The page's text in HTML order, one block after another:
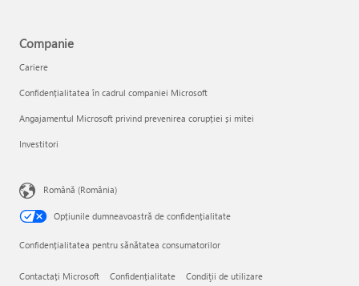
Companie
Cariere
Confidențialitatea în cadrul companiei Microsoft
Angajamentul Microsoft privind prevenirea corupției și mitei
Investitori
Română (România)
Opțiunile dumneavoastră de confidențialitate
Confidențialitatea pentru sănătatea consumatorilor
Contactați Microsoft Confidențialitate Condiţii de utilizare